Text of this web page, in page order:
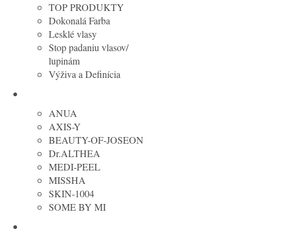
TOP PRODUKTY
Dokonalá Farba
Lesklé vlasy
Stop padaniu vlasov/
lupinám
Výživa a Definícia
ANUA
AXIS-Y
BEAUTY-OF-JOSEON
Dr.ALTHEA
MEDI-PEEL
MISSHA
SKIN-1004
SOME BY MI